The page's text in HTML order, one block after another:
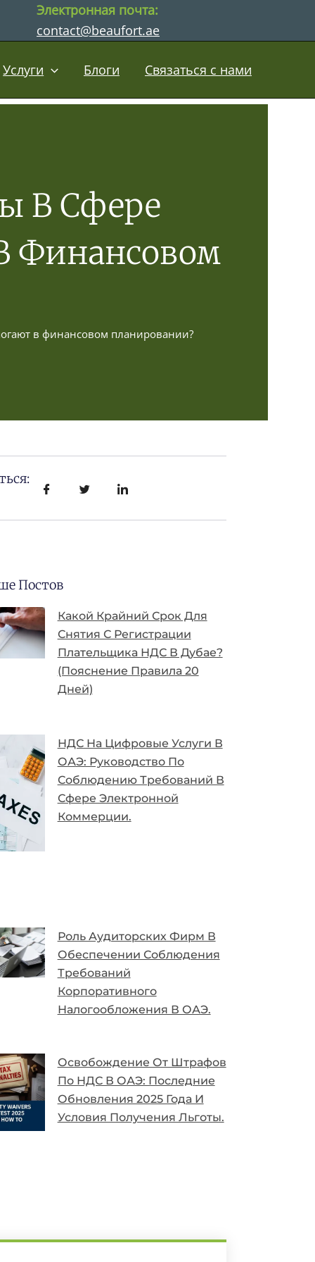
Электронная почта:
contact@beaufort.ae
Услуги Блоги Связаться с нами
В Сфере
Финансовом
в финансовом планировании?
Постов
Какой Крайний Срок Для
Снятия С Регистрации
Плательщика НДС В Дубае?
(Пояснение Правила 20
Дней)
НДС На Цифровые Услуги В
ОАЭ: Руководство По
Соблюдению Требований В
Сфере Электронной
Коммерции.
Налогообложения В ОАЭ.
Освобождение От Штрафов
По НДС В ОАЭ: Последние